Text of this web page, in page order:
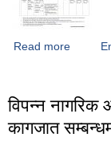
Read more about
विपन्न
कागजात